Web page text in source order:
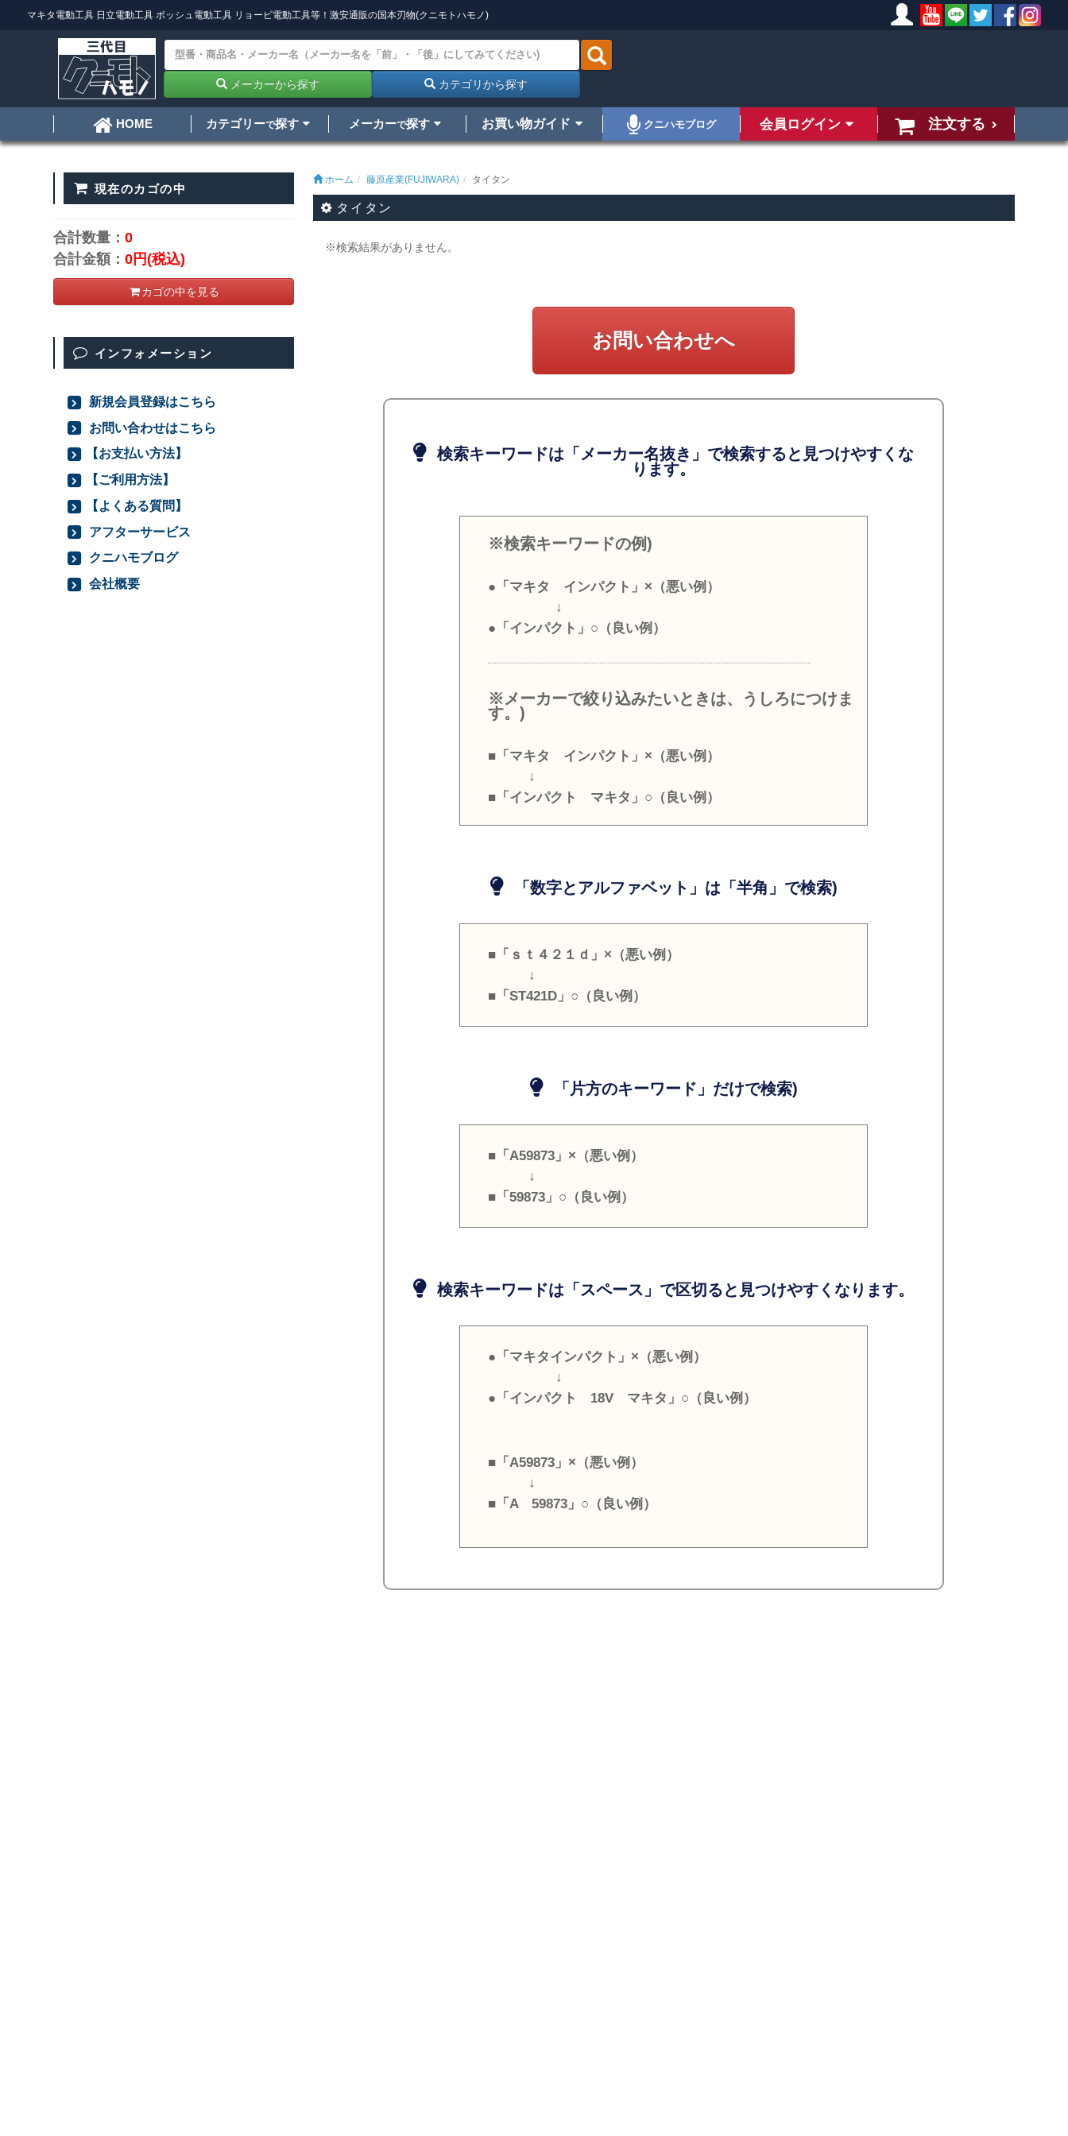
マキタ電動工具 日立電動工具 ボッシュ電動工具 リョービ電動工具等！激安通販の国本刃物(クニモトハモノ)
メーカーから探す カテゴリから探す
HOME カテゴリーで探す メーカーで探す お買い物ガイド クニハモブログ 会員ログイン 注文する
ホーム 藤原産業(FUJIWARA) タイタン
タイタン
※検索結果がありません。
お問い合わせへ
検索キーワードは「メーカー名抜き」で検索すると見つけやすくな
ります。
※検索キーワードの例)
●「マキタ インパクト」×（悪い例）
↓
●「インパクト」○（良い例）
※メーカーで絞り込みたいときは、うしろにつけま
す。)
■「マキタ インパクト」×（悪い例）
↓
■「インパクト マキタ」○（良い例）
「数字とアルファベット」は「半角」で検索)
■「ｓｔ４２１ｄ」×（悪い例）
↓
■「ST421D」○（良い例）
「片方のキーワード」だけで検索)
■「A59873」×（悪い例）
↓
■「59873」○（良い例）
検索キーワードは「スペース」で区切ると見つけやすくなります。
●「マキタインパクト」×（悪い例）
↓
●「インパクト 18V マキタ」○（良い例）
■「A59873」×（悪い例）
↓
■「A 59873」○（良い例）
現在のカゴの中
合計数量：0
合計金額：0円(税込)
カゴの中を見る
インフォメーション
新規会員登録はこちら
お問い合わせはこちら
【お支払い方法】
【ご利用方法】
【よくある質問】
アフターサービス
クニハモブログ
会社概要